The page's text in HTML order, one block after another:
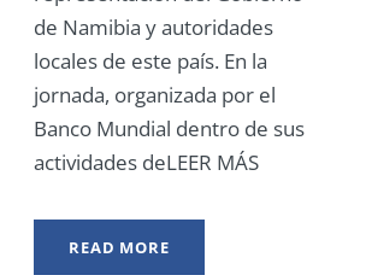
de Namibia y autoridades
locales de este país. En la
jornada, organizada por el
Banco Mundial dentro de sus
actividades deLEER MÁS
READ MORE